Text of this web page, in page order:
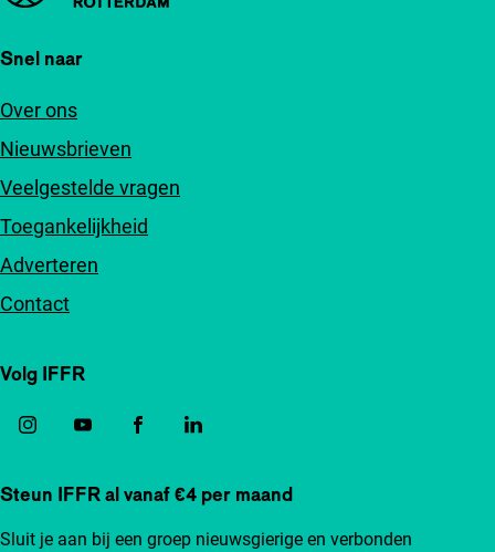
Snel naar
Over ons
Nieuwsbrieven
Veelgestelde vragen
Toegankelijkheid
Adverteren
Contact
Volg IFFR
Steun IFFR al vanaf €4 per maand
Sluit je aan bij een groep nieuwsgierige en verbonden